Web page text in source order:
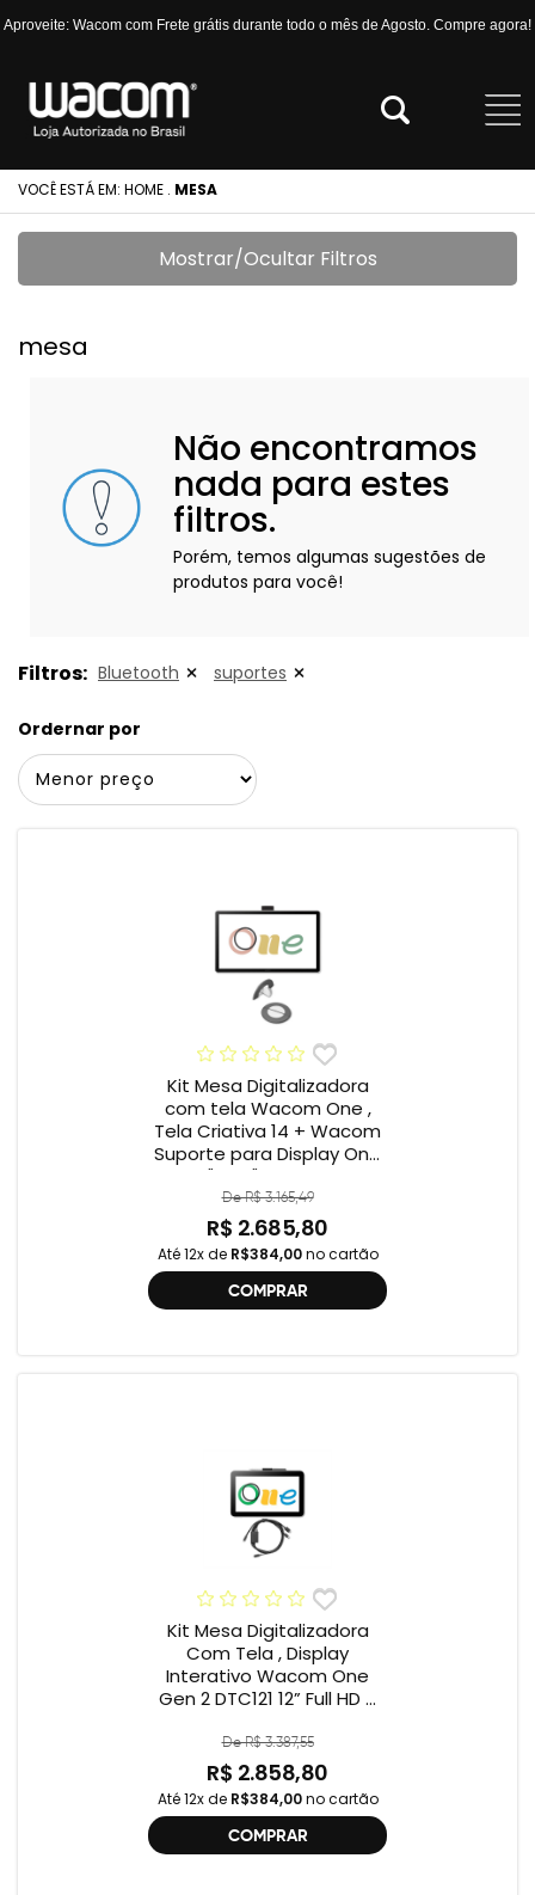
Aproveite: Wacom com Frete grátis durante todo o mês de Agosto. Compre agora!
VOCÊ ESTÁ EM: HOME . MESA
Mostrar/Ocultar Filtros
mesa
Não encontramos
nada para estes
filtros.
Porém, temos algumas sugestões de
produtos para você!
Filtros: Bluetooth suportes
Ordernar por
Kit Mesa Digitalizadora
com tela Wacom One ,
Tela Criativa 14 + Wacom
Suporte para Display One
12" e 13" ACK649Z
De R$ 3.165,49
R$ 2.685,80
Até 12x de R$384,00no cartão
COMPRAR
Kit Mesa Digitalizadora
Com Tela , Display
Interativo Wacom One
Gen 2 DTC121 12” Full HD +
geração , DTC121 ,
DTH134W,
De R$ 3.387,55
R$ 2.858,80
Até 12x de R$384,00no cartão
COMPRAR